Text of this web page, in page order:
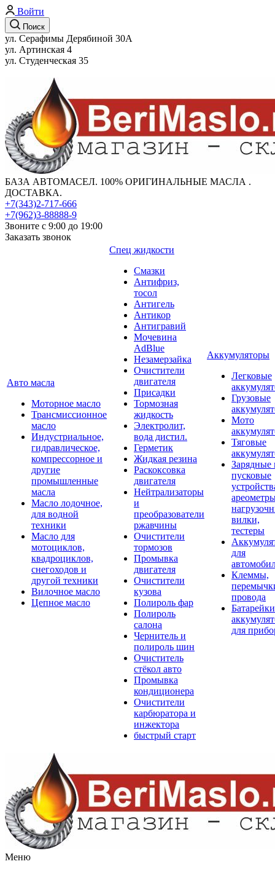
Войти
Поиск
ул. Серафимы Дерябиной 30А
ул. Артинская 4
ул. Студенческая 35
БАЗА АВТОМАСЕЛ. 100% ОРИГИНАЛЬНЫЕ МАСЛА .
ДОСТАВКА.
+7(343)2-717-666
+7(962)3-88888-9
Звоните с 9:00 до 19:00
Заказать звонок
Авто масла
Моторное масло
Трансмиссионное
масло
Индустриальное,
гидравлическое,
компрессорное и
другие
промышленные
масла
Масло лодочное,
для водной
техники
Масло для
мотоциклов,
квадроциклов,
снегоходов и
другой техники
Вилочное масло
Цепное масло
Спец жидкости
Смазки
Антифриз,
тосол
Антигель
Антикор
Антигравий
Мочевина
AdBlue
Незамерзайка
Очистители
двигателя
Присадки
Тормозная
жидкость
Электролит,
вода дистил.
Герметик
Жидкая резина
Раскоксовка
двигателя
Нейтрализаторы
и
преобразователи
ржавчины
Очистители
тормозов
Промывка
двигателя
Очистители
кузова
Полироль фар
Полироль
салона
Чернитель и
полироль шин
Очиститель
стёкол авто
Промывка
кондиционера
Очистители
карбюратора и
инжектора
быстрый старт
Аккумуляторы
Легковые
Грузовые
Мото
Тяговые
Зарядные
пусковые
вилки,
тестеры
для
Клеммы,
провода
для
Меню